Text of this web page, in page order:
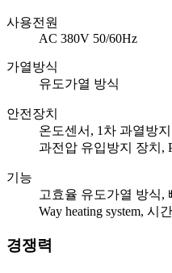
사용전원
AC 380V 50/60Hz
가열방식
유도가열 방식
안전장치
온도센서, 1차 과열방
과전압 유입방지 장치,
기능
고효율 유도가열 방식,
Way heating system, 시
경쟁력